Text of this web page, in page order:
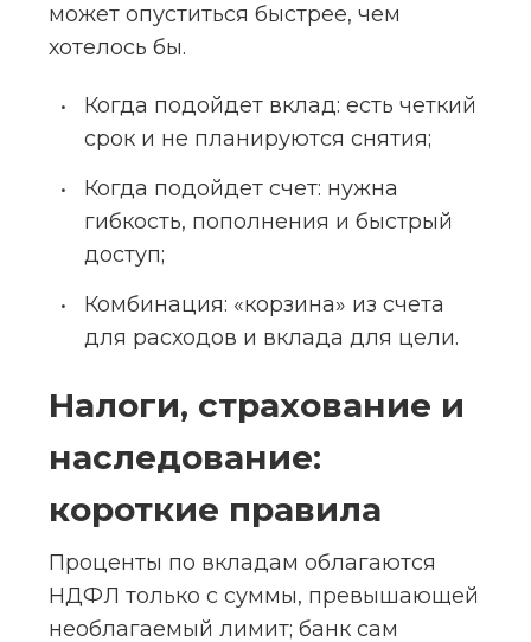
может опуститься быстрее, чем
хотелось бы.
Когда подойдет вклад: есть четкий
срок и не планируются снятия;
Когда подойдет счет: нужна
гибкость, пополнения и быстрый
доступ;
Комбинация: «корзина» из счета
для расходов и вклада для цели.
Налоги, страхование и
наследование:
короткие правила
Проценты по вкладам облагаются
НДФЛ только с суммы, превышающей
необлагаемый лимит; банк сам